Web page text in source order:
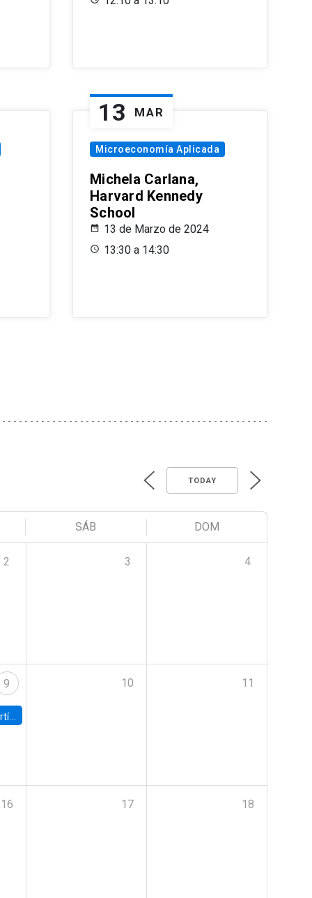
13 MAR
Microeconomía Aplicada
Michela Carlana,
Harvard Kennedy
School
13 de Marzo de 2024
13:30 a 14:30
TODAY
SÁB DOM
2 3 4
9
UC
10 11
16 17 18